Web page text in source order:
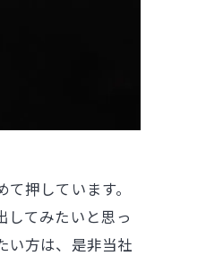
押しています。
てみたいと思っ
い方は、是非当社